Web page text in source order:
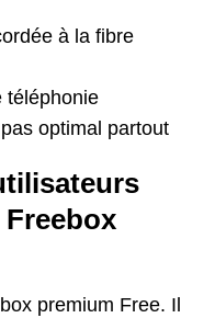
à la fibre
téléphonie
optimal partout
premium Free. Il